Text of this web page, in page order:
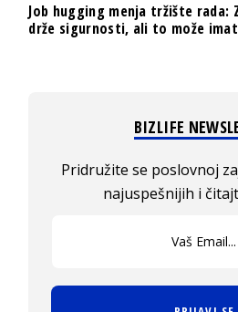
Job hugging menja tržište rada:
drže sigurnosti, ali to može
BIZLIFE
Pridružite se poslovnoj
najuspešnijih i